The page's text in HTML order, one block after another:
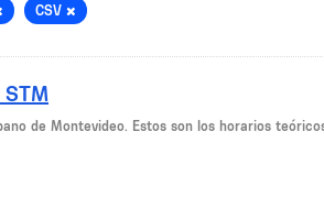
CSV
de Montevideo. Estos son los horarios